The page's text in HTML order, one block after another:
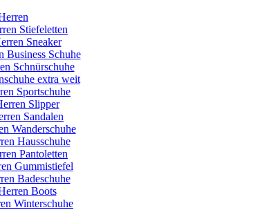
Stiefeletten
Sneaker
Business Schuhe
Schnürschuhe
extra weit
Sportschuhe
Slipper
Sandalen
Wanderschuhe
Hausschuhe
Pantoletten
Gummistiefel
Badeschuhe
Boots
Winterschuhe